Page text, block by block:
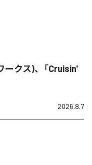
ークス)、「Cruisin'
2026.8.7